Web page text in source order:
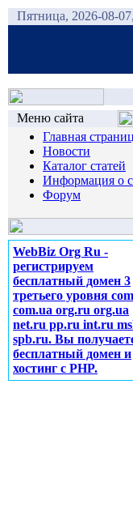
Пятница, 2026-08-
Меню сайта
Главная
Новости
Каталог статей
Информация о
Форум
WebBiz Org Ru -
регистрируем
бесплатный домен 3
третьего уровня
com.ua org.ru org.ua
net.ru pp.ru int.ru
spb.ru. Вы
бесплатный домен и
хостинг с PHP.